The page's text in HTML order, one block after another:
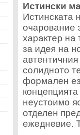
Истински
Истинската
очарование
характер на
за идея на
солидното
формален
неустоимо
отделен
ежедневие.